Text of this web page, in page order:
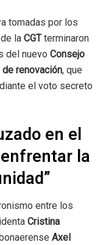
tomadas por los
la CGTterminaron
del nuevo Consejo
renovación, que
el voto secreto
en el
la
entre los
Cristina
Axel